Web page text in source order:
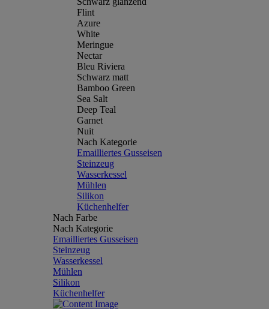
Flint
Azure
White
Meringue
Nectar
Bleu Riviera
Schwarz matt
Bamboo Green
Sea Salt
Deep Teal
Garnet
Nuit
Nach Kategorie
Emailliertes Gusseisen
Steinzeug
Wasserkessel
Mühlen
Silikon
Küchenhelfer
Nach Farbe
Nach Kategorie
Emailliertes Gusseisen
Steinzeug
Wasserkessel
Mühlen
Silikon
Küchenhelfer